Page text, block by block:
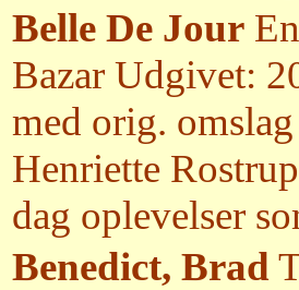
Belle De Jour
Bazar Udgivet:
med orig.
Henriette
dag oplevelser
Benedict, Brad